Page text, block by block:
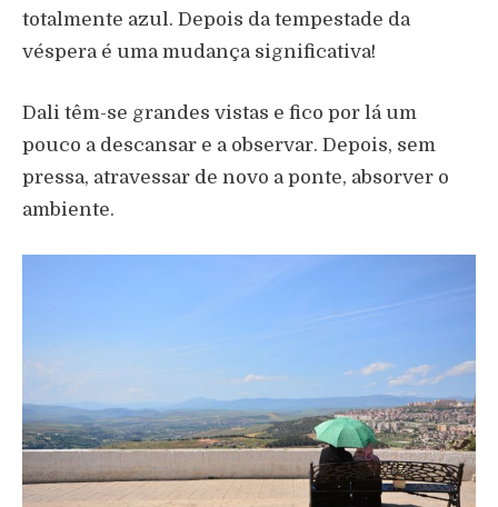
totalmente azul. Depois da tempestade da
véspera é uma mudança significativa!
Dali têm-se grandes vistas e fico por lá um
pouco a descansar e a observar. Depois, sem
pressa, atravessar de novo a ponte, absorver o
ambiente.